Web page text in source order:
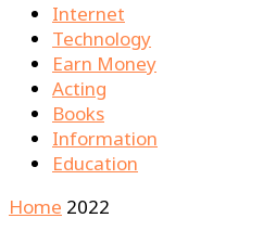
Internet
Technology
Earn Money
Acting
Books
Information
Education
Home 2022